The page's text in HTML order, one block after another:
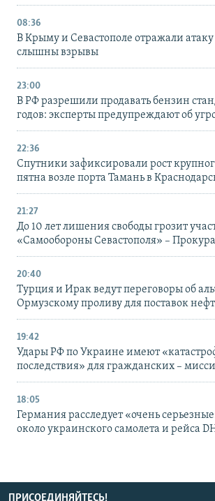
08:36
В Крыму и Севастополе отражали
слышны взрывы
23:00
В РФ разрешили продавать бензин
годов: эксперты предупреждают об
22:36
Спутники зафиксировали рост
пятна возле порта Тамань в
21:27
До 10 лет лишения свободы грозит
«Самообороны Севастополя» –
20:40
Турция и Ирак ведут переговоры об
Ормузскому проливу для поставок
19:42
Удары РФ по Украине имеют
последствия» для гражданских –
18:05
Германия расследует «очень
около украинского самолета и рейса
ПРИСОЕДИНЯЙТЕСЬ!